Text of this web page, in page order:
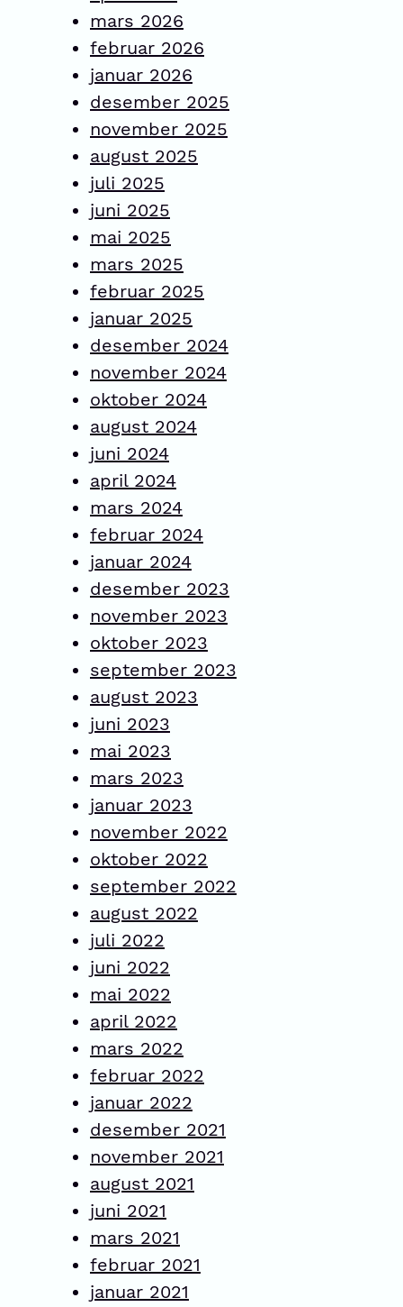
mars 2026
februar 2026
januar 2026
desember 2025
november 2025
august 2025
juli 2025
juni 2025
mai 2025
mars 2025
februar 2025
januar 2025
desember 2024
november 2024
oktober 2024
august 2024
juni 2024
april 2024
mars 2024
februar 2024
januar 2024
desember 2023
november 2023
oktober 2023
september 2023
august 2023
juni 2023
mai 2023
mars 2023
januar 2023
november 2022
oktober 2022
september 2022
august 2022
juli 2022
juni 2022
mai 2022
april 2022
mars 2022
februar 2022
januar 2022
desember 2021
november 2021
august 2021
juni 2021
mars 2021
februar 2021
januar 2021